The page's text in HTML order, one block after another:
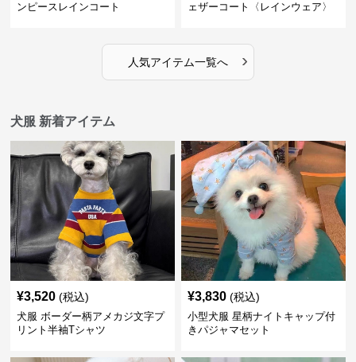
ンピースレインコート
ェザーコート〈レインウェア〉
人気アイテム一覧へ ›
犬服 新着アイテム
¥3,520 (税込)
犬服 ボーダー柄アメカジ文字プ
リント半袖Tシャツ
¥3,830 (税込)
小型犬服 星柄ナイトキャップ付
きパジャマセット